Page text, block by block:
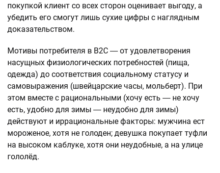
покупкой клиент со всех сторон оценивает выгоду, а
убедить его смогут лишь сухие цифры с наглядным
доказательством.
Мотивы потребителя в B2C ― от удовлетворения
насущных физиологических потребностей (пища,
одежда) до соответствия социальному статусу и
самовыражения (швейцарские часы, мольберт). При
этом вместе с рациональными (хочу есть ― не хочу
есть, удобно для зимы ― неудобно для зимы)
действуют и иррациональные факторы: мужчина ест
мороженое, хотя не голоден; девушка покупает туфли
на высоком каблуке, хотя они неудобные, а на улице
гололёд.